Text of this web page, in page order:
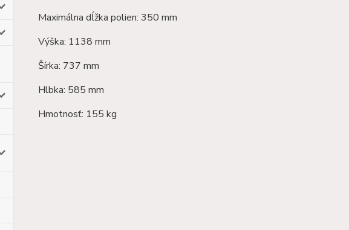
Maximálna dĺžka polien: 350 mm
Výška: 1138 mm
Šírka: 737 mm
Hlbka: 585 mm
Hmotnosť: 155 kg